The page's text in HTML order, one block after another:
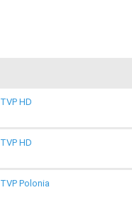
TVP HD
TVP HD
TVP Polonia